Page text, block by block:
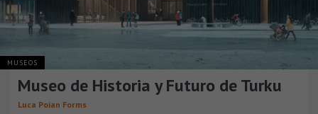
MUSEOS
Museo de Historia y Futuro de Turku
Luca Poian Forms